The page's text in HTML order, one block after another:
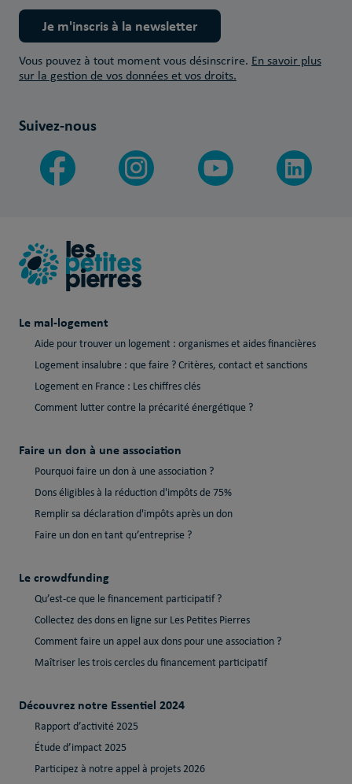
Je m'inscris à la newsletter
Vous pouvez à tout moment vous désinscrire. En savoir plus
sur la gestion de vos données et vos droits.
Suivez-nous
Le mal-logement
Aide pour trouver un logement : organismes et aides financières
Logement insalubre : que faire ? Critères, contact et sanctions
Logement en France : Les chiffres clés
Comment lutter contre la précarité énergétique ?
Faire un don à une association
Pourquoi faire un don à une association ?
Dons éligibles à la réduction d'impôts de 75%
Remplir sa déclaration d'impôts après un don
Faire un don en tant qu’entreprise ?
Le crowdfunding
Qu’est-ce que le financement participatif ?
Collectez des dons en ligne sur Les Petites Pierres
Comment faire un appel aux dons pour une association ?
Maîtriser les trois cercles du financement participatif
Découvrez notre Essentiel 2024
Rapport d’activité 2025
Étude d’impact 2025
Participez à notre appel à projets 2026